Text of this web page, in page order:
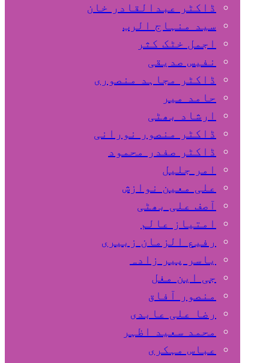
ڈاکٹر عبدالقادر خان
سید منہاج الرب
اجمل خٹک کثر
نفیس صدیقی
ڈاکٹر مجاہد منصوری
حامد میر
ارشاد بھٹی
ڈاکٹر منصور نورانی
ڈاکٹر صفدر محمود
امر جلیل
علی معین نوازش
آصف علی بھٹی
امتیاز عالم
رفیع الزمان زبیری
یاسر پیر زادہ
جی این مغل
منصور آفاق
رضا علی عابدی
محمد سعید اظہر
عباس مہکری